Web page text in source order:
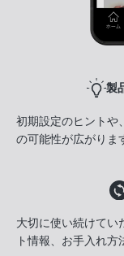
製
初期設定のヒントや
の可能性が広がりま
大切に使い続けてい
ト情報、お手入れ方